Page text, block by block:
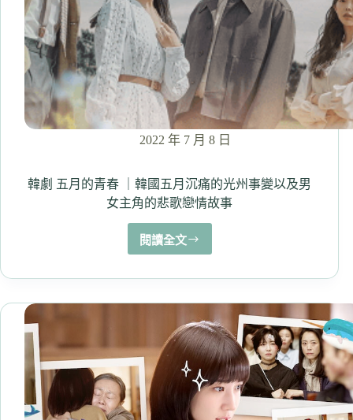
柔
美
的
細
胞
小
將
2
2022 年 7 月 8 日
韓劇 五月的青春 ｜韓國五月沉痛的光州事變以及男
女主角的悲歌戀情故事
閱讀全文
韓
五
青
春